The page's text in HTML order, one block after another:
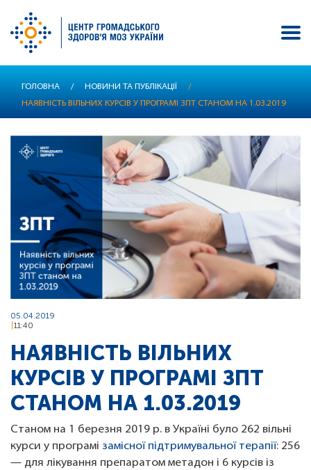
основного
ГОЛОВНА / НОВИНИ ТА ПУБЛІКАЦІЇ
/
НАЯВНІСТЬ ВІЛЬНИХ КУРСІВ У ПРОГРАМІ ЗПТ СТАНОМ НА 1.03.2019
05.04.2019
11:40
НАЯВНІСТЬ ВІЛЬНИХ
КУРСІВ У ПРОГРАМІ ЗПТ
СТАНОМ НА 1.03.2019
Станом на 1 березня 2019 р. в Україні було 262 вільні
курси у програмі замісної підтримувальної терапії: 256
— для лікування препаратом метадон і 6 курсів із